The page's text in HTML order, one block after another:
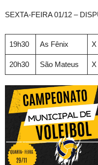
SEXTA-FEIRA 01/12 –
19h30 As Fênix X
20h30 São Mateus X